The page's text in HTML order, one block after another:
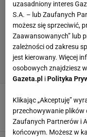
Wprost
Julia
uzasadniony interes
S.A. – lub Zaufanych
możesz się sprzeciwić,
Zaawansowanych” lub
zależności od zakresu
jest kierowany. Więcej
osobowych znajdziesz
Gazeta.pl iPolityka
Klikając „Akceptuję”
przechowywanie plików
Zaufanych Partnerów i
końcowym. Możesz w